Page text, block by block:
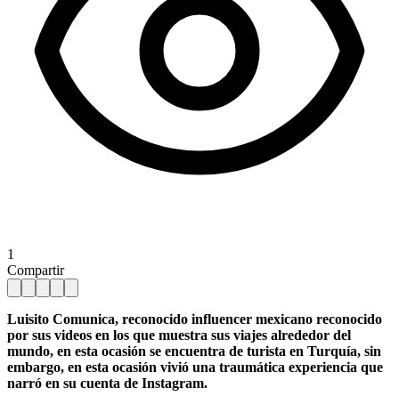
1
Compartir
Luisito Comunica, reconocido influencer mexicano reconocido
por sus videos en los que muestra sus viajes alrededor del
mundo, en esta ocasión se encuentra de turista en Turquía, sin
embargo, en esta ocasión vivió una traumática experiencia que
narró en su cuenta de Instagram.